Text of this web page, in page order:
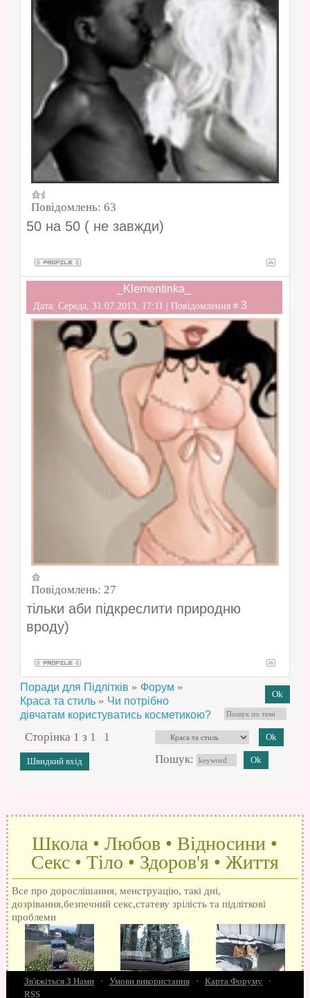
Повідомлень: 63
50 на 50 ( не завжди)
_Klementinka_
Дата: Середа, 31.07.2013, 17:11 | Повідомлення # 3
Повідомлень: 27
тільки аби підкреслити природню
вроду)
Поради для Підлітків » Форум »
Краса та стиль » Чи потрібно
дівчатам користуватись косметикою?
Сторінка 1 з 1
1
Пошук:
Школа • Любов • Відносини •
Секс • Тіло • Здоров'я • Життя
Все про дорослішання, менструацію, такі дні,
дозрівання,безпечний секс,статеву зрілість та підліткові
проблеми
Зв'яжіться З Нами · Умови використання · Карта Форуму
·
RSS